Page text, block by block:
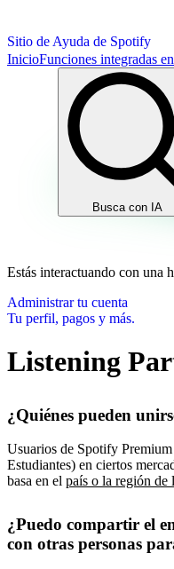
Sitio de Ayuda de Spotify
InicioFunciones integradas
Busca con IA
Estás interactuando con una
Administrar tu cuenta
Tu perfil, pagos y más.
Listening
¿Quiénes pueden
Usuarios de Spotify
Estudiantes) en ciertos
basa en el país o la región de
¿Puedo compartir el
con otras personas